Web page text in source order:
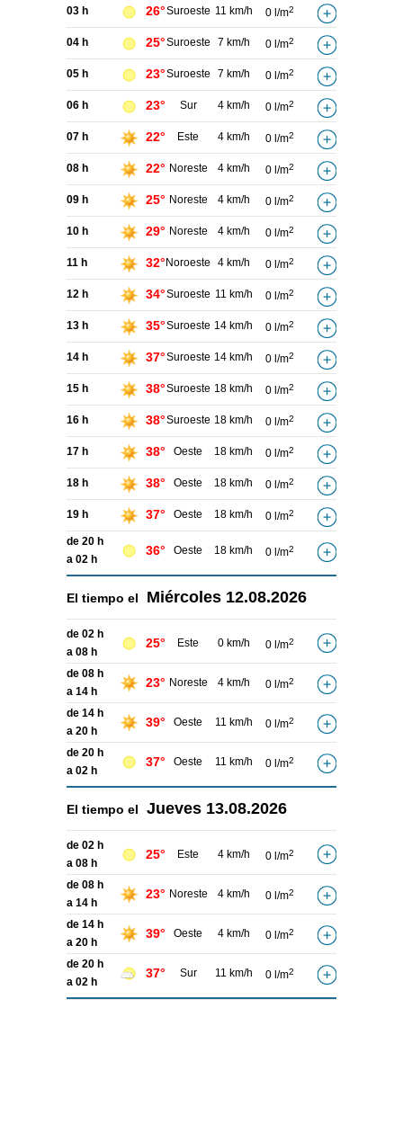
03 h 26°Suroeste 11 km/h 0 l/m2
04 h 25°Suroeste 7 km/h 0 l/m2
05 h 23°Suroeste 7 km/h 0 l/m2
06 h 23° Sur 4 km/h 0 l/m2
07 h 22° Este 4 km/h 0 l/m2
08 h 22° Noreste 4 km/h 0 l/m2
09 h 25° Noreste 4 km/h 0 l/m2
10 h 29° Noreste 4 km/h 0 l/m2
11 h 32° Noroeste 4 km/h 0 l/m2
12 h 34°Suroeste 11 km/h 0 l/m2
13 h 35°Suroeste 14 km/h 0 l/m2
14 h 37°Suroeste 14 km/h 0 l/m2
15 h 38°Suroeste 18 km/h 0 l/m2
16 h 38°Suroeste 18 km/h 0 l/m2
17 h 38° Oeste 18 km/h 0 l/m2
18 h 38° Oeste 18 km/h 0 l/m2
19 h 37° Oeste 18 km/h 0 l/m2
de 20 h
a 02 h
36° Oeste 18 km/h 0 l/m2
El tiempo el Miércoles 12.08.2026
de 02 h
a 08 h
25° Este 0 km/h 0 l/m2
de 08 h
a 14 h
23° Noreste 4 km/h 0 l/m2
de 14 h
a 20 h
39° Oeste 11 km/h 0 l/m2
de 20 h
a 02 h
37° Oeste 11 km/h 0 l/m2
El tiempo el Jueves 13.08.2026
de 02 h
a 08 h
25° Este 4 km/h 0 l/m2
de 08 h
a 14 h
23° Noreste 4 km/h 0 l/m2
de 14 h
a 20 h
39° Oeste 4 km/h 0 l/m2
de 20 h
a 02 h
37° Sur 11 km/h 0 l/m2